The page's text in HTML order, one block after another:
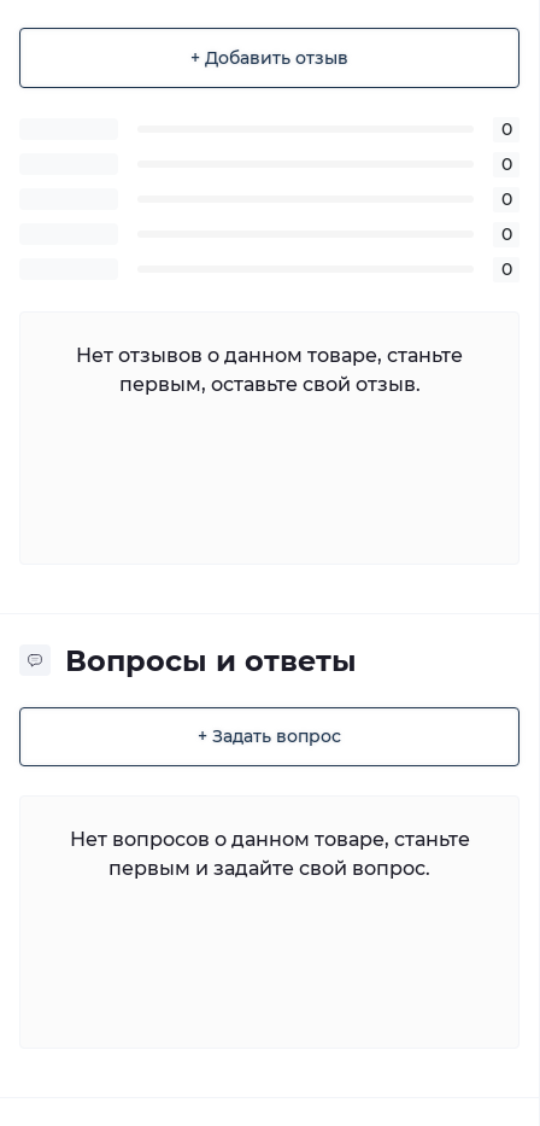
+ Добавить отзыв
0
0
0
0
0
Нет отзывов о данном товаре, станьте
первым, оставьте свой отзыв.
Вопросы и ответы
+ Задать вопрос
Нет вопросов о данном товаре, станьте
первым и задайте свой вопрос.